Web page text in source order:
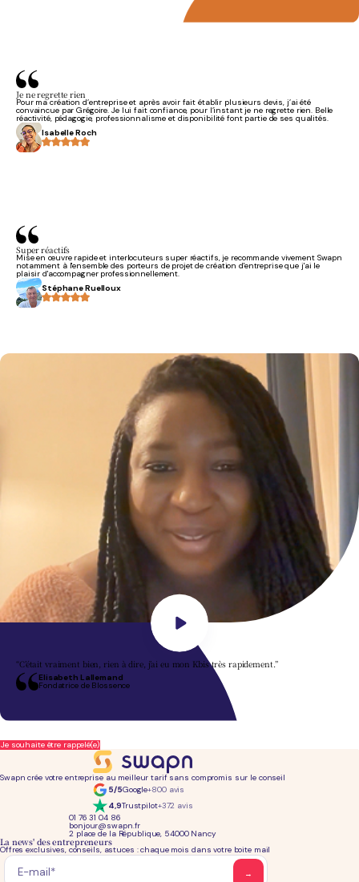
Je ne regrette rien
Pour ma création d’entreprise et après avoir fait établir plusieurs devis, j’ai été
convaincue par Grégoire. Je lui fait confiance, pour l’instant je ne regrette rien. Belle
réactivité, pédagogie, professionnalisme et disponibilité font partie de ses qualités.
Isabelle Roch
Super réactifs
Mise en œuvre rapide et interlocuteurs super réactifs, je recommande vivement Swapn
notamment à l'ensemble des porteurs de projet de création d'entreprise que j'ai le
plaisir d'accompagner professionnellement.
Stéphane Ruelloux
“C’était vraiment bien, rien à dire, j’ai eu mon Kbis très rapidement.”
Elisabeth Lallemand
Fondatrice de Blossence
Je souhaite être rappelé(e)
Swapn crée votre entreprise au meilleur tarif sans compromis sur le conseil
5/5Google+800 avis
4,9Trustpilot+372 avis
01 76 31 04 86
bonjour@swapn.fr
2 place de la République, 54000 Nancy
La news' des entrepreneurs
Offres exclusives, conseils, astuces : chaque mois dans votre boite mail